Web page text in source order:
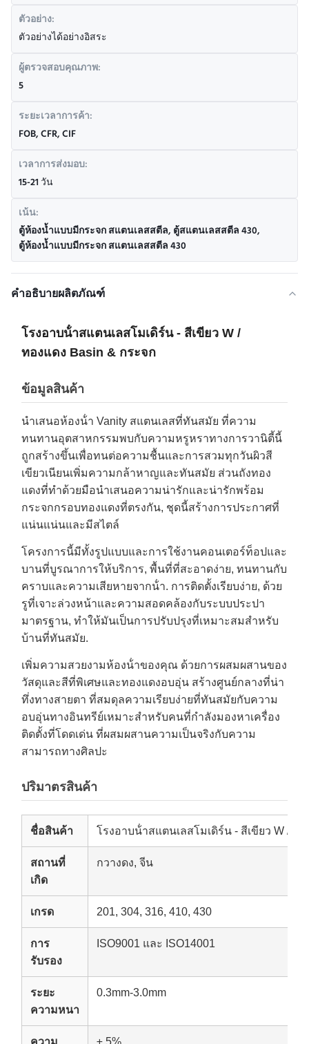
ตัวอย่าง:
ตัวอย่างได้อย่างอิสระ
ผู้ตรวจสอบคุณภาพ:
5
ระยะเวลาการค้า:
FOB, CFR, CIF
เวลาการส่งมอบ:
15-21 วัน
เน้น:
ตู้ห้องน้ำแบบมีกระจก สแตนเลสสตีล,ตู้สแตนเลสสตีล 430,
ตู้ห้องน้ำแบบมีกระจก สแตนเลสสตีล 430
คำอธิบายผลิตภัณฑ์
โรงอาบน้ําสแตนเลสโมเดิร์น - สีเขียว W /
ทองแดง Basin & กระจก
ข้อมูลสินค้า
นําเสนอห้องน้ํา Vanity สแตนเลสที่ทันสมัย ที่ความ
ทนทานอุตสาหกรรมพบกับความหรูหราทางการวานิตี้นี้
ถูกสร้างขึ้นเพื่อทนต่อความชื้นและการสวมทุกวันผิวสี
เขียวเนียนเพิ่มความกล้าหาญและทันสมัย ส่วนถังทอง
แดงที่ทําด้วยมือนําเสนอความน่ารักและน่ารักพร้อม
กระจกกรอบทองแดงที่ตรงกัน, ชุดนี้สร้างการประกาศที่
แน่นแน่นและมีสไตล์
โครงการนี้มีทั้งรูปแบบและการใช้งานคอนเตอร์ท็อปและ
บานที่บูรณาการให้บริการ, พื้นที่ที่สะอาดง่าย, ทนทานกับ
คราบและความเสียหายจากน้ํา. การติดตั้งเรียบง่าย, ด้วย
รูที่เจาะล่วงหน้าและความสอดคล้องกับระบบประปา
มาตรฐาน, ทําให้มันเป็นการปรับปรุงที่เหมาะสมสําหรับ
บ้านที่ทันสมัย.
เพิ่มความสวยงามห้องน้ําของคุณ ด้วยการผสมผสานของ
วัสดุและสีที่พิเศษและทองแดงอบอุ่น สร้างศูนย์กลางที่น่า
ทึ่งทางสายตา ที่สมดุลความเรียบง่ายที่ทันสมัยกับความ
อบอุ่นทางอินทรีย์เหมาะสําหรับคนที่กําลังมองหาเครื่อง
ติดตั้งที่โดดเด่น ที่ผสมผสานความเป็นจริงกับความ
สามารถทางศิลปะ
ปริมาตรสินค้า
ชื่อสินค้า โรงอาบน้ําสแตนเลสโมเดิร์น - สีเขียว W / ท
สถานที่
เกิด
กวางดง, จีน
เกรด 201, 304, 316, 410, 430
การ
รับรอง
ISO9001 และ ISO14001
ระยะ
ความหนา
0.3mm-3.0mm
ความ ± 5%